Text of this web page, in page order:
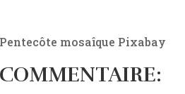
Pentecôte mosaîque Pixabay
COMMENTAIRE: